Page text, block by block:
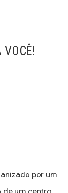
VOCÊ!
por um
de um centro...